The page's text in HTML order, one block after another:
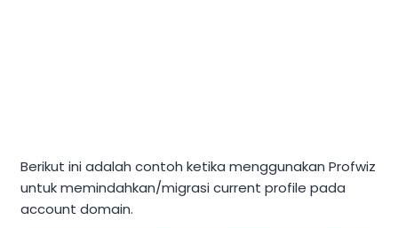
Berikut ini adalah contoh ketika menggunakan Profwiz
untuk memindahkan/migrasi current profile pada
account domain.